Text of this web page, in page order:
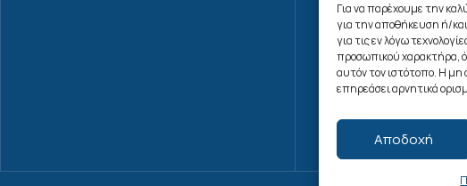
Για να παρέχουμε την
για την αποθήκευση ή/
για τις εν λόγω
προσωπικού χαρακτήρα,
αυτόν τον ιστότοπο. Η
επηρεάσει αρνητικά
Αποδοχή
Πολιτική Cookies
(ΕΕ)